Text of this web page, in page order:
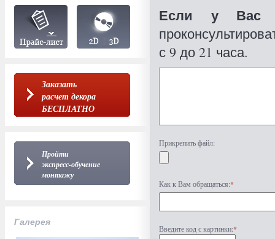
Заказать
расчет декора
БЕСПЛАТНО
Пройти
экспресс-обучение
монтажу
Галерея
Если у Вас
с 9 до 21 часа.
Прикрепить файл:
Как к Вам обращаться:*
Введите код с картинки:*